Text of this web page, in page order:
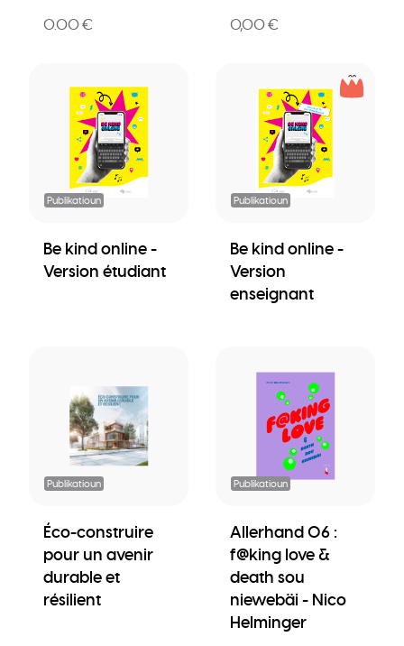
0.00 € 0,00 €
Publikatioun
Be kind online -
Version étudiant
Publikatioun
Be kind online -
Version
enseignant
Publikatioun
Éco-construire
pour un avenir
durable et
résilient
Publikatioun
Allerhand 06 :
f@king love &
death sou
niewebäi - Nico
Helminger